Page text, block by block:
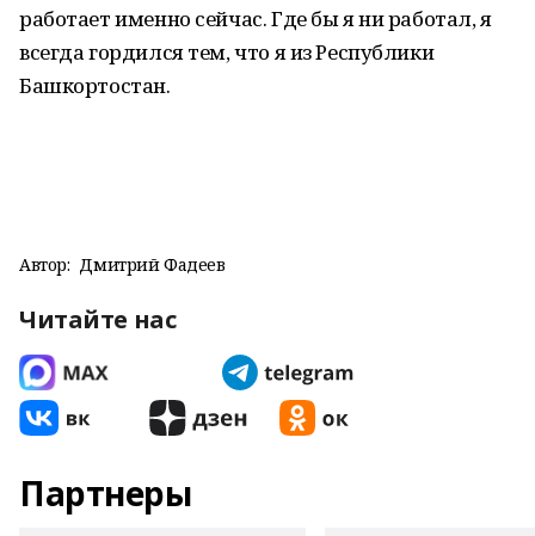
работает именно сейчас. Где бы я ни работал, я
всегда гордился тем, что я из Республики
Башкортостан.
Автор: Дмитрий Фадеев
Читайте нас
Партнеры